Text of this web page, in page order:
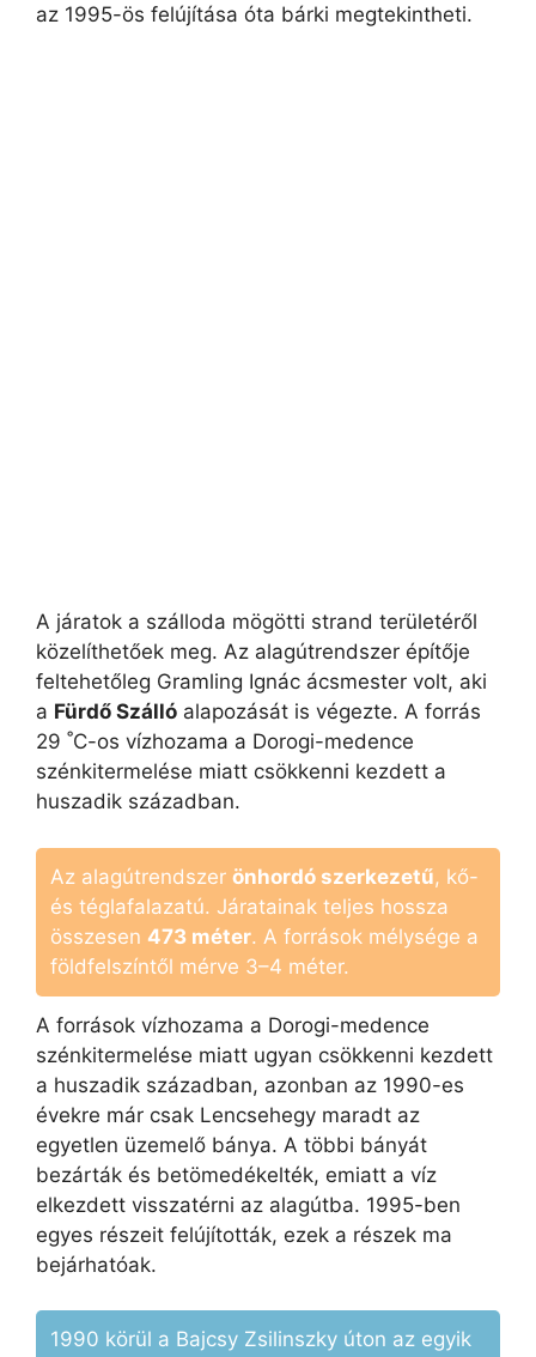
az 1995-ös felújítása óta bárki megtekintheti.
A járatok a szálloda mögötti strand területéről
közelíthetőek meg. Az alagútrendszer építője
feltehetőleg Gramling Ignác ácsmester volt, aki
a Fürdő Szálló alapozását is végezte. A forrás
29 ˚C-os vízhozama a Dorogi-medence
szénkitermelése miatt csökkenni kezdett a
huszadik században.
Az alagútrendszer önhordó szerkezetű, kő-
és téglafalazatú. Járatainak teljes hossza
összesen 473 méter. A források mélysége a
földfelszíntől mérve 3–4 méter.
A források vízhozama a Dorogi-medence
szénkitermelése miatt ugyan csökkenni kezdett
a huszadik században, azonban az 1990-es
évekre már csak Lencsehegy maradt az
egyetlen üzemelő bánya. A többi bányát
bezárták és betömedékelték, emiatt a víz
elkezdett visszatérni az alagútba. 1995-ben
egyes részeit felújították, ezek a részek ma
bejárhatóak.
1990 körül a Bajcsy Zsilinszky úton az egyik